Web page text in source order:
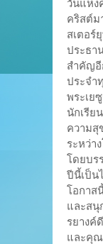
วันแห่ง
คริสต์ม
สเตอร์
ประธา
สำคัญอี
ประจำ
พระเย
นักเรีย
ความสุ
ระหว่า
โดยบร
ปีนี้เป็น
โอกาส
และสนุ
รยางค์
และคุณ